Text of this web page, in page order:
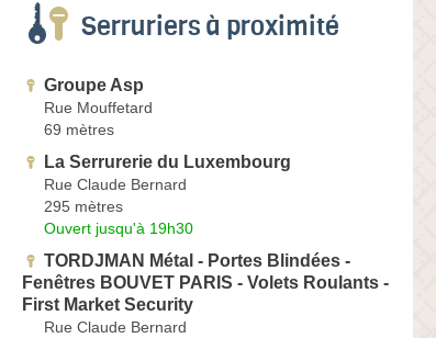
Serruriers à proximité
Groupe Asp
Rue Mouffetard
69 mètres
La Serrurerie du Luxembourg
Rue Claude Bernard
295 mètres
Ouvert jusqu'à 19h30
TORDJMAN Métal - Portes Blindées -
Fenêtres BOUVET PARIS - Volets Roulants -
First Market Security
Rue Claude Bernard